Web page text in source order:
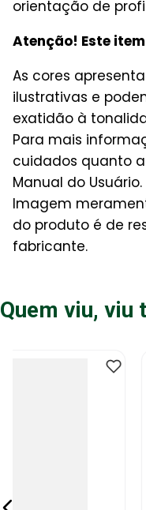
orientação de
Atenção! Este
As cores
ilustrativas e
exatidão à
Para mais
cuidados quanto
Manual do Usuário.
Imagem
do produto é de
fabricante.
Quem viu, viu